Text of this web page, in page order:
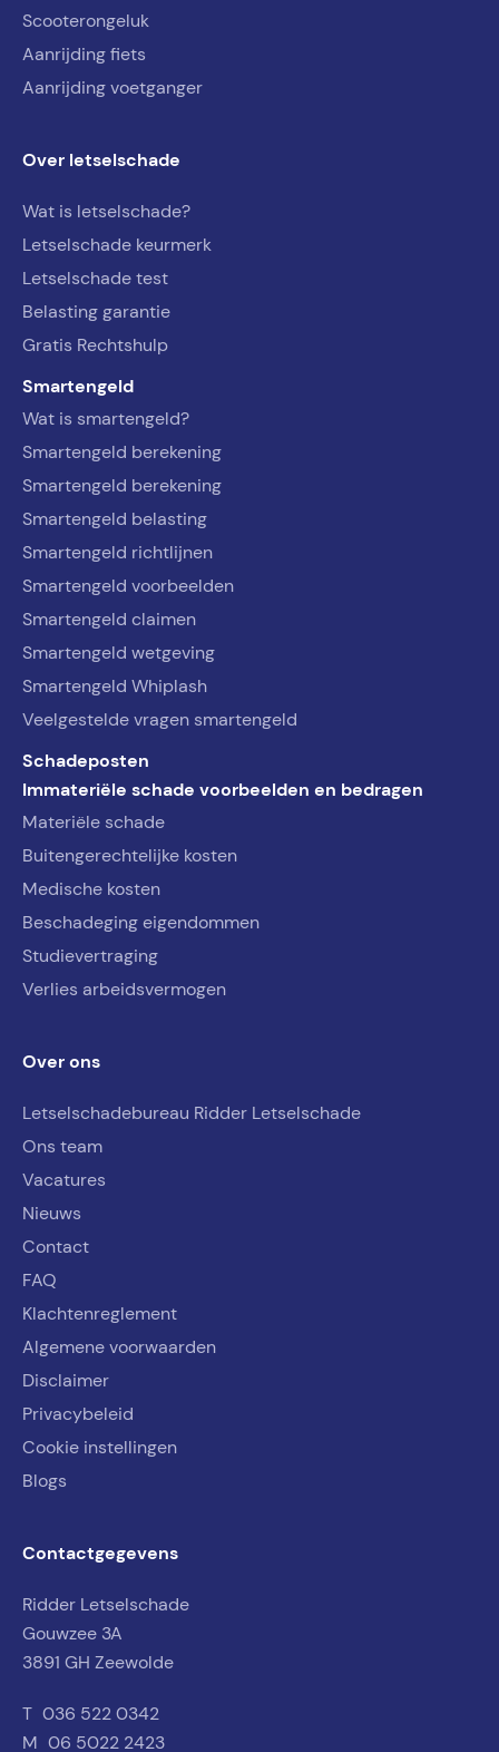
Scooterongeluk
Aanrijding fiets
Aanrijding voetganger
Over letselschade
Wat is letselschade?
Letselschade keurmerk
Letselschade test
Belasting garantie
Gratis Rechtshulp
Smartengeld
Wat is smartengeld?
Smartengeld berekening
Smartengeld berekening
Smartengeld belasting
Smartengeld richtlijnen
Smartengeld voorbeelden
Smartengeld claimen
Smartengeld wetgeving
Smartengeld Whiplash
Veelgestelde vragen smartengeld
Schadeposten
Immateriële schade voorbeelden en bedragen
Materiële schade
Buitengerechtelijke kosten
Medische kosten
Beschadeging eigendommen
Studievertraging
Verlies arbeidsvermogen
Over ons
Letselschadebureau Ridder Letselschade
Ons team
Vacatures
Nieuws
Contact
FAQ
Klachtenreglement
Algemene voorwaarden
Disclaimer
Privacybeleid
Cookie instellingen
Blogs
Contactgegevens
Ridder Letselschade
Gouwzee 3A
3891 GH Zeewolde
T 036 522 0342
M 06 5022 2423